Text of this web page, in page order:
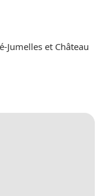
Jumelles et Château